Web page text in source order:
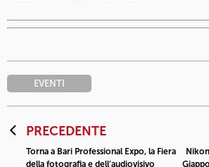
EVENTI
PRECEDENTE
Torna a Bari Professional Expo, la Fiera
della fotografia e dell’audiovisivo